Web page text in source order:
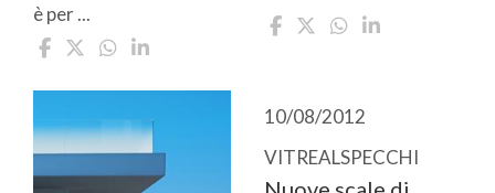
è per ...
10/08/2012
VITREALSPECCHI